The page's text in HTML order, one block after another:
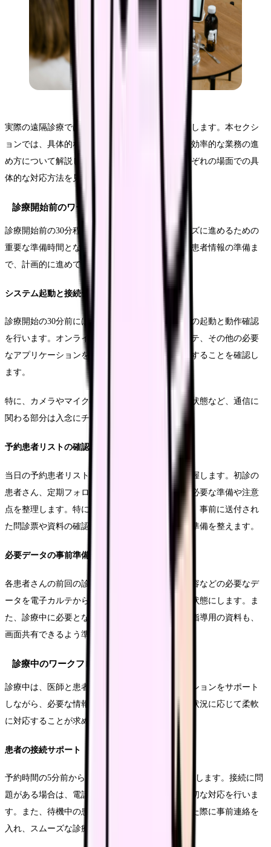
実際の遠隔診療では、様々な業務が連続的に発生します。本セクシ
ョンでは、具体的なワークフローの例を紹介し、効率的な業務の進
め方について解説します。時間軸に沿って、それぞれの場面での具
体的な対応方法を見ていきましょう。
診療開始前のワークフロー
診療開始前の30分程度は、その日の診療をスムーズに進めるための
重要な準備時間となります。システムの確認から患者情報の準備ま
で、計画的に進めていく必要があります。
システム起動と接続テスト
診療開始の30分前には、使用する全てのシステムの起動と動作確認
を行います。オンライン診療システム、電子カルテ、その他の必要
なアプリケーションを順次立ち上げ、正常に動作することを確認し
ます。
特に、カメラやマイクの設定、ネットワーク接続状態など、通信に
関わる部分は入念にチェックします。
予約患者リストの確認
当日の予約患者リストを確認し、診療の流れを把握します。初診の
患者さん、定期フォローの患者さん、それぞれに必要な準備や注意
点を整理します。特に初診の患者さんについては、事前に送付され
た問診票や資料の確認を行い、スムーズな診療の準備を整えます。
必要データの事前準備
各患者さんの前回の診療記録、検査結果、処方内容などの必要なデ
ータを電子カルテから抽出し、すぐに参照できる状態にします。ま
た、診療中に必要となる可能性のある説明資料や指導用の資料も、
画面共有できるよう準備しておきます。
診療中のワークフロー
診療中は、医師と患者さんの円滑なコミュニケーションをサポート
しながら、必要な情報の記録や管理を行います。状況に応じて柔軟
に対応することが求められます。
患者の接続サポート
予約時間の5分前から、患者さんの接続状況を確認します。接続に問
題がある場合は、電話でのサポートも含めて、適切な対応を行いま
す。また、待機中の患者さんには、順番が近づいた際に事前連絡を
入れ、スムーズな診療開始を支援します。